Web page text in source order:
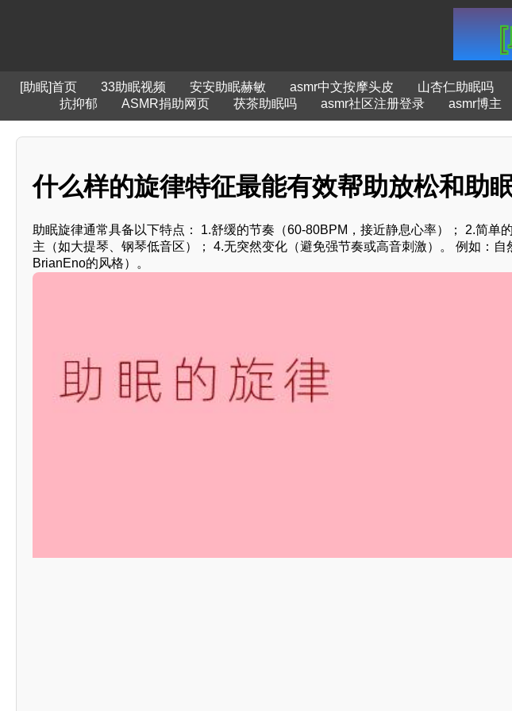
[助眠]首页 33助眠视频 安安助眠赫敏 asmr中文按摩头皮 山杏仁助眠吗
抗抑郁
ASMR捐助网页 茯茶助眠吗 asmr社区注册登录 asmr博主
什么样的旋律特征最能有效帮助放松和助
助眠旋律通常具备以下特点： 1.舒缓的节奏（60-80BPM，接近静息心率）； 2.简单
主（如大提琴、钢琴低音区）； 4.无突然变化（避免强节奏或高音刺激）。 例如：
BrianEno的风格）。